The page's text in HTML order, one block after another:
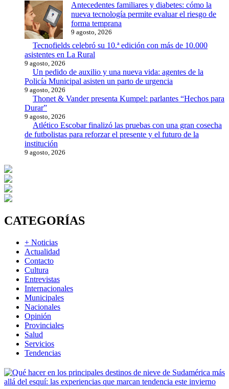
Antecedentes familiares y diabetes: cómo la
nueva tecnología permite evaluar el riesgo de
forma temprana
9 agosto, 2026
Tecnofields celebró su 10.ª edición con más de 10.000
asistentes en La Rural
9 agosto, 2026
Un pedido de auxilio y una nueva vida: agentes de la
Policía Municipal asisten un parto de urgencia
9 agosto, 2026
Thonet & Vander presenta Kumpel: parlantes “Hechos para
Durar”
9 agosto, 2026
Atlético Escobar finalizó las pruebas con una gran cosecha
de futbolistas para reforzar el presente y el futuro de la
institución
9 agosto, 2026
CATEGORÍAS
+ Noticias
Actualidad
Contacto
Cultura
Entrevistas
Internacionales
Municipales
Nacionales
Opinión
Provinciales
Salud
Servicios
Tendencias